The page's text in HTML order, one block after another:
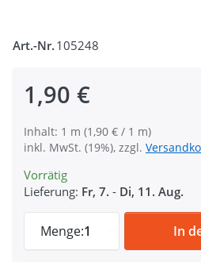
Art.-Nr. 105248
1,90 €
Inhalt: 1 m (1,90 € / 1 m)
inkl. MwSt. (19%), zzgl.
Vorrätig
Lieferung: Fr, 7. - Di, 11. Aug.
Menge:1
1m SKYLINE
In